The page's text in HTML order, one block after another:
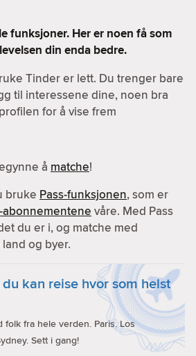
funksjoner. Her er noen få som
din enda bedre.
Tinder er lett. Du trenger bare
til interessene dine, noen bra
for å vise frem
å matche!
bruke Pass-funksjonen, som er
våre. Med Pass
du er i, og matche med
og byer.
du kan reise hvor som helst
folk fra hele verden. Paris. Los
Sett i gang!